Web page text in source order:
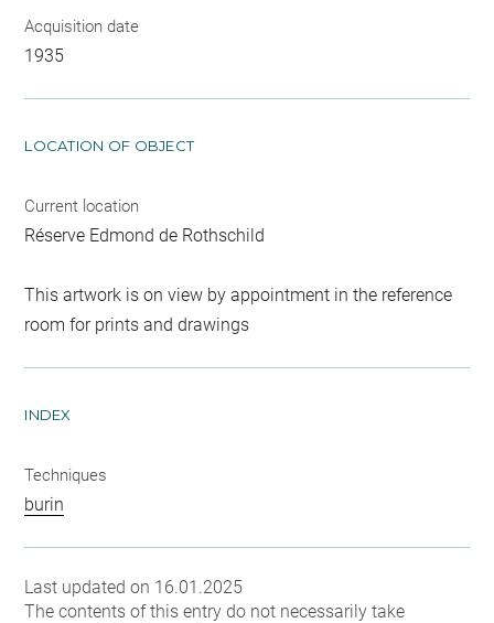
Acquisition date
1935
LOCATION OF OBJECT
Current location
Réserve Edmond de Rothschild
This artwork is on view by appointment in the reference
room for prints and drawings
INDEX
Techniques
burin
Last updated on 16.01.2025
The contents of this entry do not necessarily take